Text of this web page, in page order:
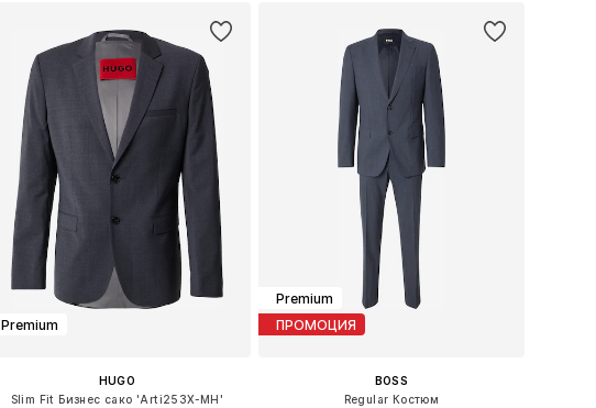
Premium
HUGO
Slim Fit Бизнес сако 'Arti253X-MH'
Premium
ПРОМОЦИЯ
BOSS
Regular Костюм